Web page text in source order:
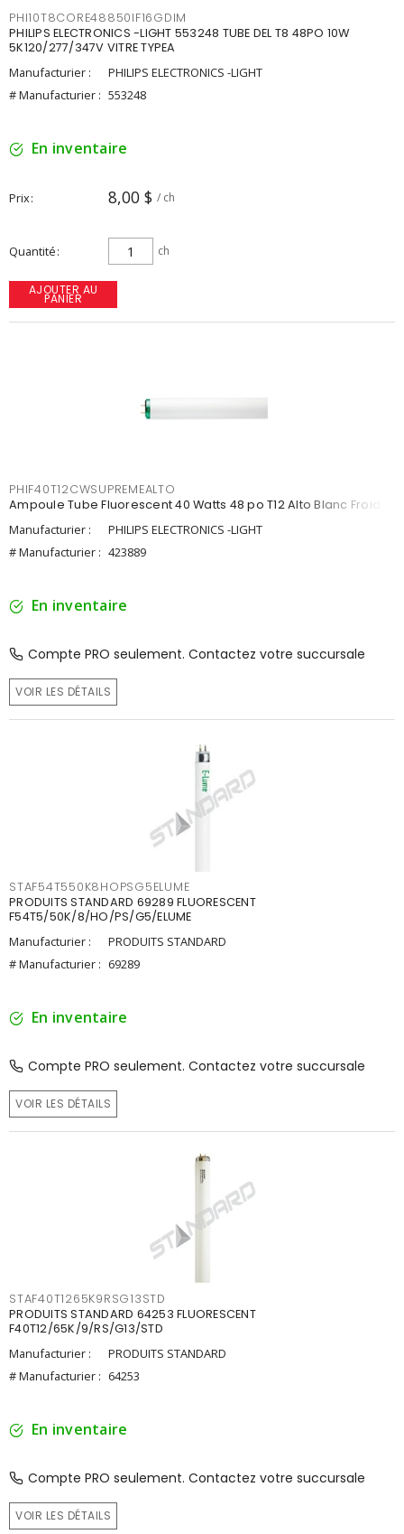
PHI10T8CORE48850IF16GDIM
PHILIPS ELECTRONICS -LIGHT 553248 TUBE DEL T8 48PO 10W
5K120/277/347V VITRE TYPEA
Manufacturier :
PHILIPS ELECTRONICS -LIGHT
# Manufacturier : 553248
En inventaire
Prix 8,00 $ / ch
Quantité ch
AJOUTER AU
PANIER
PHIF40T12CWSUPREMEALTO
Ampoule Tube Fluorescent 40 Watts 48 po T12 Alto Blanc Froid
Manufacturier :
PHILIPS ELECTRONICS -LIGHT
# Manufacturier : 423889
En inventaire
Compte PRO seulement. Contactez votre succursale
VOIR LES DÉTAILS
STAF54T550K8HOPSG5ELUME
PRODUITS STANDARD 69289 FLUORESCENT
F54T5/50K/8/HO/PS/G5/ELUME
Manufacturier :
PRODUITS STANDARD
# Manufacturier : 69289
En inventaire
Compte PRO seulement. Contactez votre succursale
VOIR LES DÉTAILS
STAF40T1265K9RSG13STD
PRODUITS STANDARD 64253 FLUORESCENT
F40T12/65K/9/RS/G13/STD
Manufacturier :
PRODUITS STANDARD
# Manufacturier : 64253
En inventaire
Compte PRO seulement. Contactez votre succursale
VOIR LES DÉTAILS